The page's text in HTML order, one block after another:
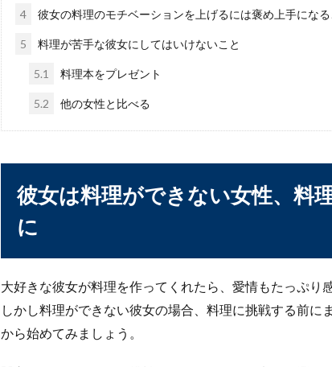
一人暮らしをしていると気を
4 彼女の料理のモチベーションを上げるには褒め上手になる
5 料理が苦手な彼女にしてはいけないこと
5.1 料理本をプレゼント
5.2 他の女性と比べる
彼女は料理ができない女性、料
に
大好きな彼女が料理を作ってくれたら、愛情もたっぷり
しかし料理ができない彼女の場合、料理に挑戦する前に
から始めてみましょう。